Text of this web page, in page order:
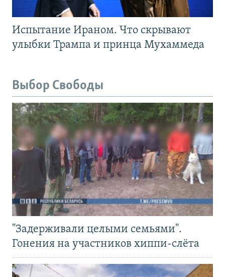
Испытание Ираном. Что скрывают
улыбки Трампа и принца Мухаммеда
Выбор Свободы
"Задерживали целыми семьями".
Гонения на участников хиппи-слёта